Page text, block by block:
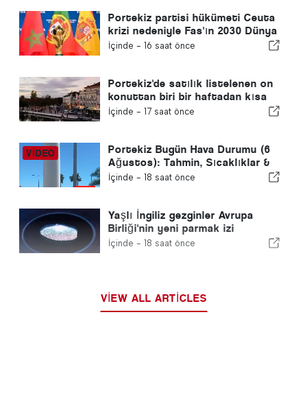
Portekiz partisi hükümeti Ceuta
krizi nedeniyle Fas'ın 2030 Dünya
Kupası ev sahipliğini yeniden
İçinde - 16 saat önce
Portekiz'de satılık listelenen on
konuttan biri bir haftadan kısa
bir sürede satılıyor
İçinde - 17 saat önce
Portekiz Bugün Hava Durumu (6
Ağustos): Tahmin, Sıcaklıklar &
Ne Beklenmeli
İçinde - 18 saat önce
Yaşlı İngiliz gezginler Avrupa
Birliği'nin yeni parmak izi
kontrolleri ile mücadele ediyor
İçinde - 18 saat önce
VIEW ALL ARTICLES